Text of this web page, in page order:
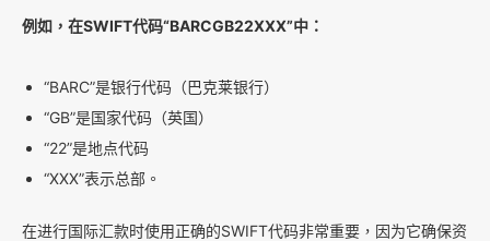
例如，在SWIFT代码“BARCGB22XXX”中：
“BARC”是银行代码（巴克莱银行）
“GB”是国家代码（英国）
“22”是地点代码
“XXX”表示总部。
在进行国际汇款时使用正确的SWIFT代码非常重要，因为它确保资